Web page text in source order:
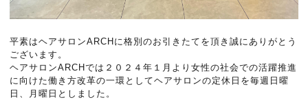
平素はヘアサロンARCHに格別のお引きたてを頂き誠にありがとう
ございます。
ヘアサロンARCHでは２０２４年１月より女性の社会での活躍推進
に向けた働き方改革の一環としてヘアサロンの定休日を毎週日曜
日、月曜日としました。